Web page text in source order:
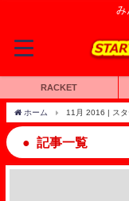
み
RACKET
ホーム 11月 2016 | スタ
記事一覧